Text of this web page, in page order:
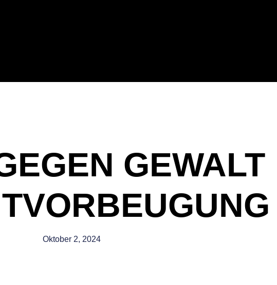
GEWALT
Oktober 2, 2024